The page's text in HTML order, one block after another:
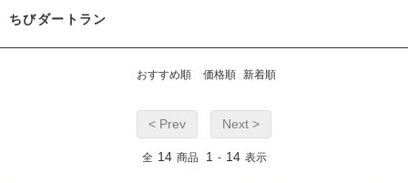
ちびダートラン
おすすめ順 価格順 新着順
< Prev Next >
全 14 商品 1 - 14 表示